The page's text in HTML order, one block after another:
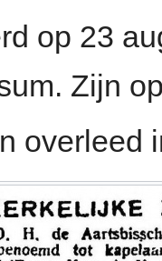
op 23
Zijn
overleed